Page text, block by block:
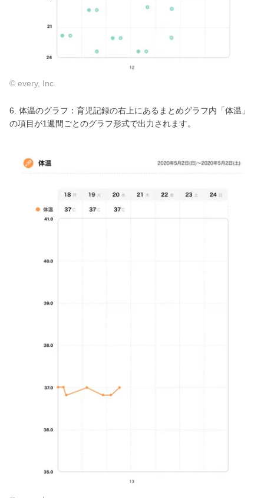
© every, Inc.
6. 体温のグラフ：育児記録の右上にあるまとめグラフ内「体温」
の項目が1週間ごとのグラフ形式で出力されます。